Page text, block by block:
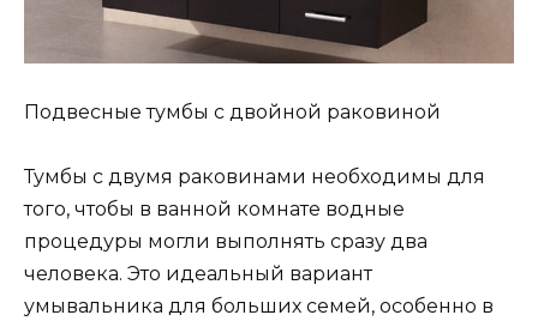
Подвесные тумбы с двойной раковиной
Тумбы с двумя раковинами необходимы для
того, чтобы в ванной комнате водные
процедуры могли выполнять сразу два
человека. Это идеальный вариант
умывальника для больших семей, особенно в